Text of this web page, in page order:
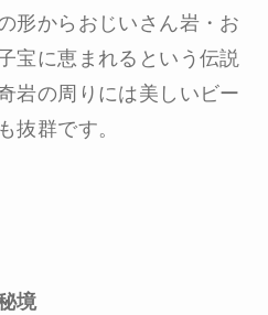
形からおじいさん岩・お
宝に恵まれるという伝説
岩の周りには美しいビー
抜群です。
境